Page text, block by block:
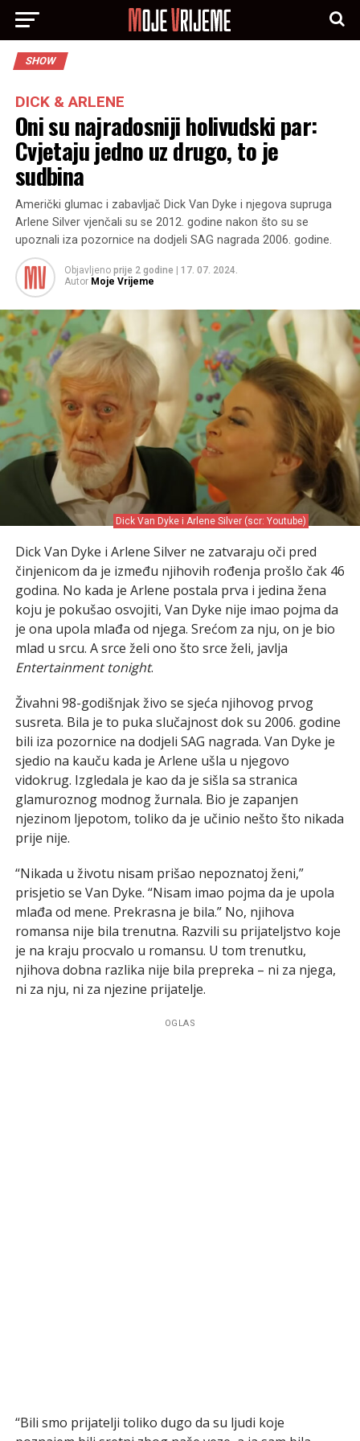
SHOW
DICK & ARLENE
Oni su najradosniji holivudski par:
Cvjetaju jedno uz drugo, to je
sudbina
Američki glumac i zabavljač Dick Van Dyke i njegova supruga
Arlene Silver vjenčali su se 2012. godine nakon što su se
upoznali iza pozornice na dodjeli SAG nagrada 2006. godine.
Objavljeno prije 2 godine
17. 07. 2024.
Autor Moje Vrijeme
Dick Van Dyke i Arlene Silver (scr: Youtube)
Dick Van Dyke i Arlene Silver ne zatvaraju oči pred
činjenicom da je između njihovih rođenja prošlo čak 46
godina. No kada je Arlene postala prva i jedina žena
koju je pokušao osvojiti, Van Dyke nije imao pojma da
je ona upola mlađa od njega. Srećom za nju, on je bio
mlad u srcu. A srce želi ono što srce želi, javlja
Entertainment tonight.
Živahni 98-godišnjak živo se sjeća njihovog prvog
susreta. Bila je to puka slučajnost dok su 2006. godine
bili iza pozornice na dodjeli SAG nagrada. Van Dyke je
sjedio na kauču kada je Arlene ušla u njegovo
vidokrug. Izgledala je kao da je sišla sa stranica
glamuroznog modnog žurnala. Bio je zapanjen
njezinom ljepotom, toliko da je učinio nešto što nikada
prije nije.
“Nikada u životu nisam prišao nepoznatoj ženi,”
prisjetio se Van Dyke. “Nisam imao pojma da je upola
mlađa od mene. Prekrasna je bila.” No, njihova
romansa nije bila trenutna. Razvili su prijateljstvo koje
je na kraju procvalo u romansu. U tom trenutku,
njihova dobna razlika nije bila prepreka – ni za njega,
ni za nju, ni za njezine prijatelje.
OGLAS
“Bili smo prijatelji toliko dugo da su ljudi koje